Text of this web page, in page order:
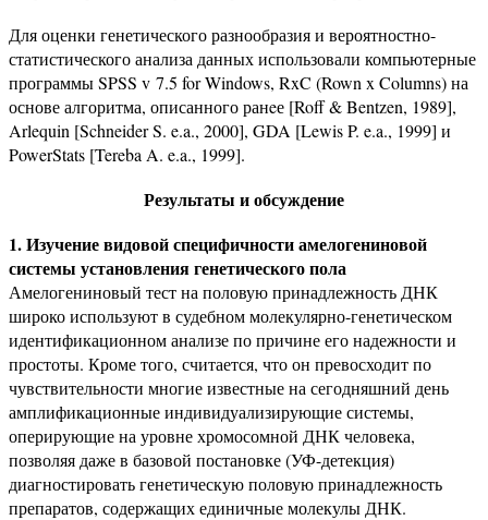
Для оценки генетического разнообразия и вероятностно-
статистического анализа дан­ных использовали компьютерные
программы SPSS v 7.5 for Windows, RxC (Rown x Columns) на
основе алгоритма, описанного ранeе [Roff & Bentzen, 1989],
Arlequin [Schneider S. e.a., 2000], GDA [Lewis P. e.a., 1999] и
PowerStats [Tereba A. e.a., 1999].
Результаты и обсуждение
1. Изучение видовой специфичности амелогениновой
системы установления генетического пола
Амелогениновый тест на половую принадлеж­ность ДНК
широко используют в судебном молекулярно-генетическом
идентификационном ана­лизе по причине его надежности и
простоты. Кро­ме того, считается, что он превосходит по
чувстви­тельности многие известные на сегодняшний день
амплификационные индивидуализирующие системы,
оперирующие на уровне хромосомной ДНК чело­века,
позволяя даже в базовой постановке (УФ-детекция)
диагностировать генетическую по­ловую принадлежность
препаратов, содержащих единичные молекулы ДНК.